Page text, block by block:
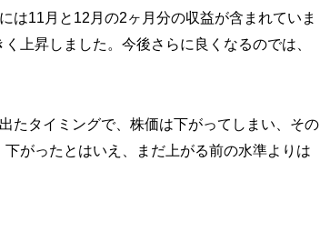
は11月と12月の2ヶ月分の収益が含まれていま
上昇しました。今後さらに良くなるのでは、
たタイミングで、株価は下がってしまい、その
がったとはいえ、まだ上がる前の水準よりは